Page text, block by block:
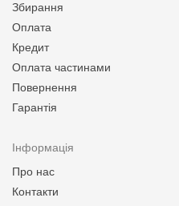
Збирання
Оплата
Кредит
Оплата частинами
Повернення
Гарантія
Інформація
Про нас
Контакти